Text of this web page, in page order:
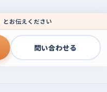
とお伝えください
問い合わせる